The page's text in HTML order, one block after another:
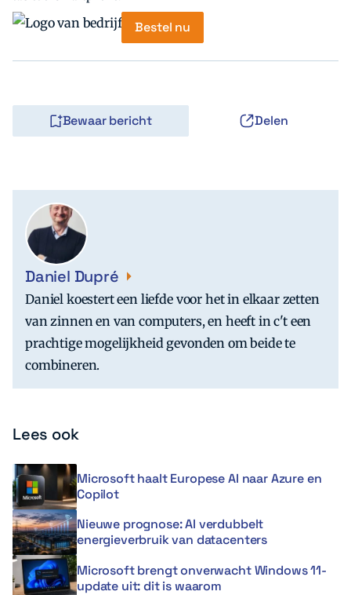
Bestel nu
Bewaar bericht Delen
Daniel Dupré
Daniel koestert een liefde voor het in elkaar zetten
van zinnen en van computers, en heeft in c't een
prachtige mogelijkheid gevonden om beide te
combineren.
Lees ook
Microsoft haalt Europese AI naar Azure en
Copilot
Nieuwe prognose: AI verdubbelt
energieverbruik van datacenters
Microsoft brengt onverwacht Windows 11-
update uit: dit is waarom